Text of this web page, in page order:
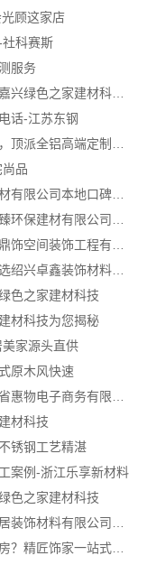
顾这家店
科赛斯
服务
同城知名室内设计团队高端——嘉兴绿色之家建材科技有限公司
话-江苏东钢
品
濮阳装修推荐，河南璟臻环保建材有限公司本地口碑保障
绍兴城区个性化装修质量有保障选绍兴卓鑫装饰材料有限公司
色之家建材科技
材科技为您揭秘
家源头直供
原木风快速
材科技
锈钢工艺精湛
案例-浙江乐享新材料
色之家建材科技
广州本地家装装修哪家专业毛坯房？精匠饰家一站式服务